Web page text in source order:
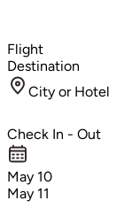
Flight
Destination
City or Hotel
Check In - Out
May 10
May 11